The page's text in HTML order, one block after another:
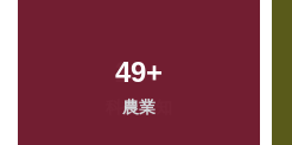
49+
農業